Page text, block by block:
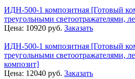
ИДН-500-1 композитная [Готовый
треугольными светоотражателями,
Цена: 10920 руб. Заказать
ИДН-500-1 композитная [Готовый
треугольными светоотражателями,
композит]
Цена: 12040 руб. Заказать